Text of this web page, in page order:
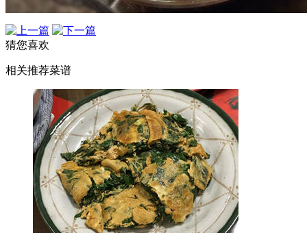
猜您喜欢
相关推荐菜谱